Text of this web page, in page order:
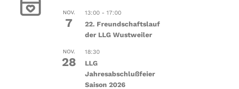
NOV.
7
13:00- 17:00
22. Freundschaftslauf
der LLG Wustweiler
NOV.
28
18:30
LLG
Jahresabschlußfeier
Saison 2026